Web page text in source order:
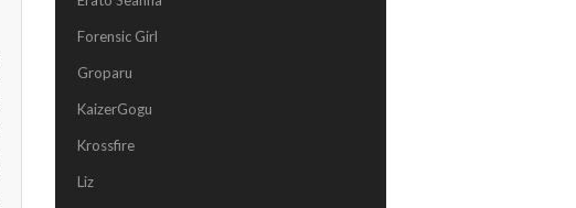
Forensic Girl
Groparu
KaizerGogu
Krossfire
Liz